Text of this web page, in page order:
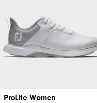
ProLite Women